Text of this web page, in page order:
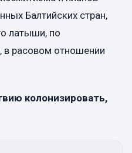
Балтийских стран,
латыши, по
в расовом отношении
колонизировать,